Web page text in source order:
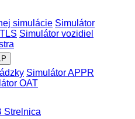
simulácie Simulátor
Simulátor vozidiel
Simulátor APPR
OAT
Strelnica